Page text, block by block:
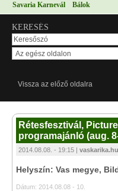
Savaria Karnevál
Bálok
KERESÉS
Vissza az előző oldalra
Rétesfesztivál,
programajánló (aug.
2014.08.08. - 19:15 | vaskarika.hu
Helyszín: Vas megye,
Dátum: 2014.08.08 - 10.